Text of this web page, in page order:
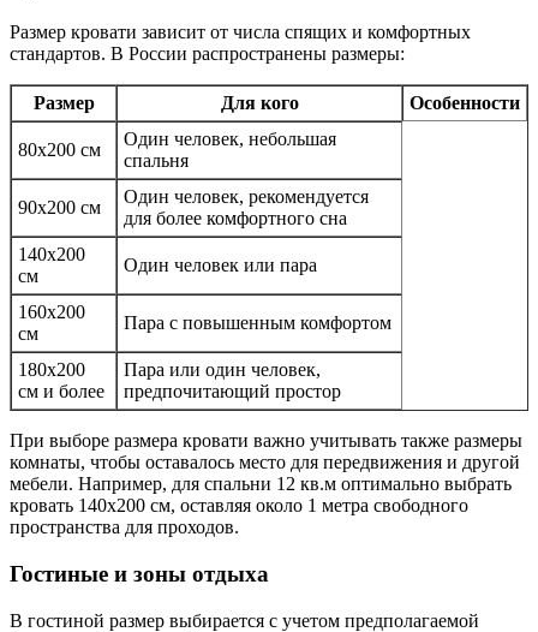
Размер кровати зависит от числа спящих и комфортных
стандартов. В России распространены размеры:
Размер Для кого Особенности
80х200 см
Один человек, небольшая
спальня
90х200 см
Один человек, рекомендуется
для более комфортного сна
140х200
см
Один человек или пара
160х200
см
Пара с повышенным комфортом
180х200
см и более
Пара или один человек,
предпочитающий простор
При выборе размера кровати важно учитывать также размеры
комнаты, чтобы оставалось место для передвижения и другой
мебели. Например, для спальни 12 кв.м оптимально выбрать
кровать 140х200 см, оставляя около 1 метра свободного
пространства для проходов.
Гостиные и зоны отдыха
В гостиной размер выбирается с учетом предполагаемой